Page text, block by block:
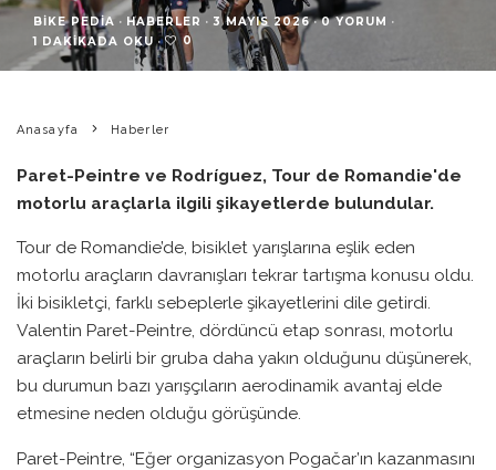
BIKE PEDIA · HABERLER · 3 MAYIS 2026 · 0 YORUM ·
1 DAKIKADA OKU · 0
Anasayfa Haberler
Paret-Peintre ve Rodríguez, Tour de Romandie'de
motorlu araçlarla ilgili şikayetlerde bulundular.
Tour de Romandie’de, bisiklet yarışlarına eşlik eden
motorlu araçların davranışları tekrar tartışma konusu oldu.
İki bisikletçi, farklı sebeplerle şikayetlerini dile getirdi.
Valentin Paret-Peintre, dördüncü etap sonrası, motorlu
araçların belirli bir gruba daha yakın olduğunu düşünerek,
bu durumun bazı yarışçıların aerodinamik avantaj elde
etmesine neden olduğu görüşünde.
Paret-Peintre, “Eğer organizasyon Pogačar’ın kazanmasını